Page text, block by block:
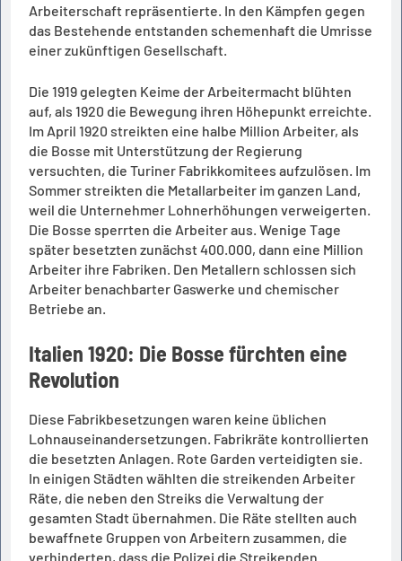
Arbeiterschaft repräsentierte. In den Kämpfen gegen
das Bestehende entstanden schemenhaft die Umrisse
einer zukünftigen Gesellschaft.
Die 1919 gelegten Keime der Arbeitermacht blühten
auf, als 1920 die Bewegung ihren Höhepunkt erreichte.
Im April 1920 streikten eine halbe Million Arbeiter, als
die Bosse mit Unterstützung der Regierung
versuchten, die Turiner Fabrikkomitees aufzulösen. Im
Sommer streikten die Metallarbeiter im ganzen Land,
weil die Unternehmer Lohnerhöhungen verweigerten.
Die Bosse sperrten die Arbeiter aus. Wenige Tage
später besetzten zunächst 400.000, dann eine Million
Arbeiter ihre Fabriken. Den Metallern schlossen sich
Arbeiter benachbarter Gaswerke und chemischer
Betriebe an.
Italien 1920: Die Bosse fürchten eine
Revolution
Diese Fabrikbesetzungen waren keine üblichen
Lohnauseinandersetzungen. Fabrikräte kontrollierten
die besetzten Anlagen. Rote Garden verteidigten sie.
In einigen Städten wählten die streikenden Arbeiter
Räte, die neben den Streiks die Verwaltung der
gesamten Stadt übernahmen. Die Räte stellten auch
bewaffnete Gruppen von Arbeitern zusammen, die
verhinderten, dass die Polizei die Streikenden